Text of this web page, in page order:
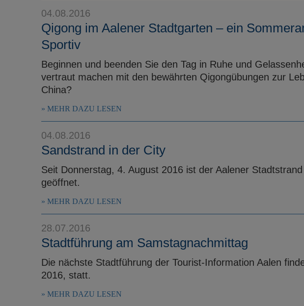
04.08.2016
Qigong im Aalener Stadtgarten – ein
Sportiv
Beginnen und beenden Sie den Tag in Ruhe und
vertraut machen mit den bewährten Qigongübungen zur
China?
MEHR DAZU LESEN
04.08.2016
Sandstrand in der City
Seit Donnerstag, 4. August 2016 ist der Aalener
geöffnet.
MEHR DAZU LESEN
28.07.2016
Stadtführung am Samstagnachmittag
Die nächste Stadtführung der Tourist-Information Aalen
2016, statt.
MEHR DAZU LESEN